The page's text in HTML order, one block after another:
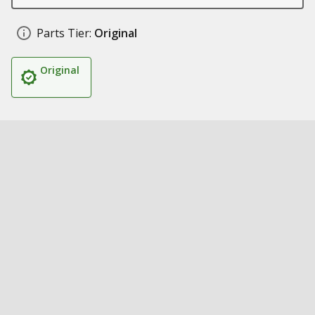
Parts Tier: Original
Original